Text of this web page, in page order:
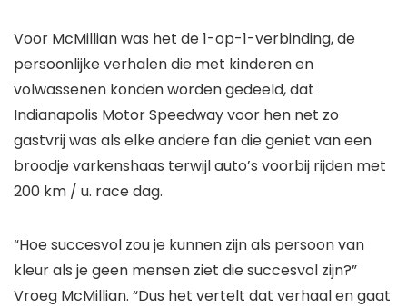
Voor McMillian was het de 1-op-1-verbinding, de
persoonlijke verhalen die met kinderen en
volwassenen konden worden gedeeld, dat
Indianapolis Motor Speedway voor hen net zo
gastvrij was als elke andere fan die geniet van een
broodje varkenshaas terwijl auto’s voorbij rijden met
200 km / u. race dag.
“Hoe succesvol zou je kunnen zijn als persoon van
kleur als je geen mensen ziet die succesvol zijn?”
Vroeg McMillian. “Dus het vertelt dat verhaal en gaat